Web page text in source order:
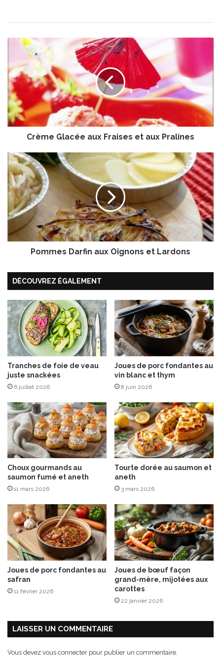
m
e
G
l
a
c
a
u
x
F
i
e
t
u
x
P
r
a
l
i
n
e
s
Crème Glacée aux Fraises et aux Pralines
o
m
m
D
r
n
x
O
i
g
n
o
n
s
e
L
a
r
o
n
s
Pommes Darfin aux Oignons et Lardons
DÉCOUVREZ ÉGALEMENT
Tranches de foie de veau
juste snackées
6 juillet 2026
Joues de porc fondantes au
vin blanc et thym
8 juin 2026
Choux gourmands au
saumon fumé et aneth
11 mars 2026
Tourte dorée au saumon et
aneth
3 mars 2026
Joues de porc fondantes au
safran
11 février 2026
Joues de bœuf façon
grand-mère, mijotées aux
carottes
22 janvier 2026
LAISSER UN COMMENTAIRE
Vous devez vous connecter pour publier un commentaire.